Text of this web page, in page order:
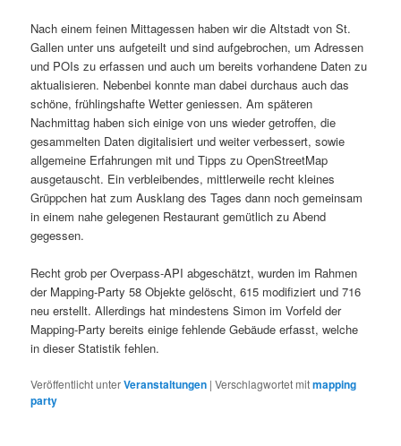
Nach einem feinen Mittagessen haben wir die Altstadt von St.
Gallen unter uns aufgeteilt und sind aufgebrochen, um Adressen
und POIs zu erfassen und auch um bereits vorhandene Daten zu
aktualisieren. Nebenbei konnte man dabei durchaus auch das
schöne, frühlingshafte Wetter geniessen. Am späteren
Nachmittag haben sich einige von uns wieder getroffen, die
gesammelten Daten digitalisiert und weiter verbessert, sowie
allgemeine Erfahrungen mit und Tipps zu OpenStreetMap
ausgetauscht. Ein verbleibendes, mittlerweile recht kleines
Grüppchen hat zum Ausklang des Tages dann noch gemeinsam
in einem nahe gelegenen Restaurant gemütlich zu Abend
gegessen.
Recht grob per Overpass-API abgeschätzt, wurden im Rahmen
der Mapping-Party 58 Objekte gelöscht, 615 modifiziert und 716
neu erstellt. Allerdings hat mindestens Simon im Vorfeld der
Mapping-Party bereits einige fehlende Gebäude erfasst, welche
in dieser Statistik fehlen.
Veröffentlicht unterVeranstaltungen |Verschlagwortet mitmapping
party